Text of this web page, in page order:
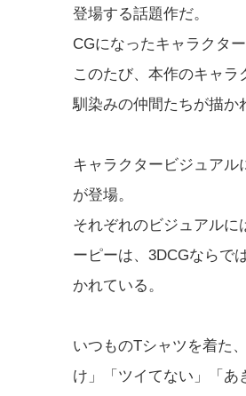
登場する話題作だ。
CGになったキャラクタ
このたび、本作のキャ
馴染みの仲間たちが描か
キャラクタービジュアル
が登場。
それぞれのビジュアルに
ーピーは、3DCGならで
かれている。
いつものTシャツを着た
け」「ツイてない」「